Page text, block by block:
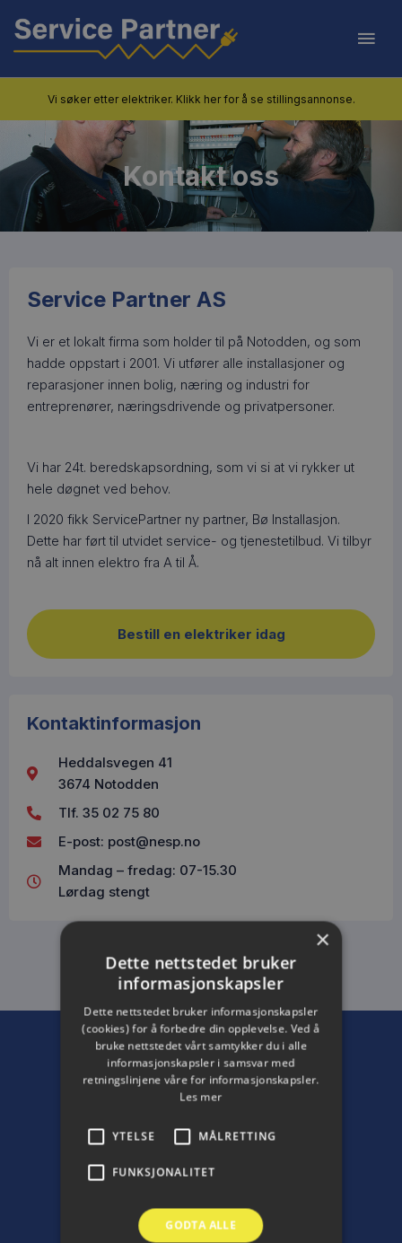
content
Vi søker etter elektriker. Klikk her for å se stillingsannonse.
Kontakt oss
Service Partner AS
Vi er et lokalt firma som holder til på Notodden, og som
hadde oppstart i 2001. Vi utfører alle installasjoner og
reparasjoner innen bolig, næring og industri for
entreprenører, næringsdrivende og privatpersoner.
Vi har 24t. beredskapsordning, som vi si at vi rykker ut
hele døgnet ved behov.
I 2020 fikk ServicePartner ny partner, Bø Installasjon.
Dette har ført til utvidet service- og tjenestetilbud. Vi tilbyr
nå alt innen elektro fra A til Å.
Bestill en elektriker idag
Kontaktinformasjon
Heddalsvegen 41
3674 Notodden
Tlf. 35 02 75 80
E-post: post@nesp.no
Mandag – fredag: 07-15.30
Lørdag stengt
35 02 75 80
×
Dette nettstedet bruker
informasjonskapsler
Dette nettstedet bruker informasjonskapsler
(cookies) for å forbedre din opplevelse. Ved å
bruke nettstedet vårt samtykker du i alle
informasjonskapsler i samsvar med
retningslinjene våre for informasjonskapsler.
Les mer
YTELSE MÅLRETTING
FUNKSJONALITET
GODTA ALLE